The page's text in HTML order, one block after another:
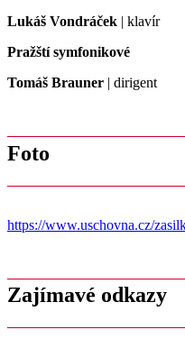
Lukáš Vondráček | klavír
Pražští symfonikové
Tomáš Brauner | dirigent
Foto
https://www.uschovna.cz/
Zajímavé odkazy